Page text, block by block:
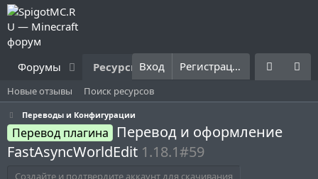
Форумы Ресурсы Что нового? Правила
Вход Регистрация
Новые отзывы Поиск ресурсов
Переводы и Конфигурации
Перевод плагина
Перевод и оформление
FastAsyncWorldEdit 1.18.1#59
Создайте и подтвердите аккаунт для скачивания